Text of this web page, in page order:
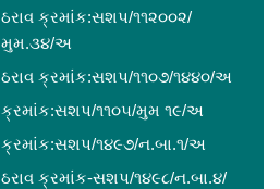
ઠરાવ ક્રમાંક:સશપ/૧૧૨૦૦૨/
મુમ.૩૪/અ
ઠરાવ ક્રમાંક:સશપ/૧૧૦૭/૧૪૪૦/અ
ક્રમાંક:સશપ/૧૧૦૫/મુમ ૧૯/અ
ક્રમાંક:સશપ/૧૪૯૭/ન.બા.૧/અ
ઠરાવ ક્રમાંક-સશપ/૧૪૯૮/ન.બા.૪/